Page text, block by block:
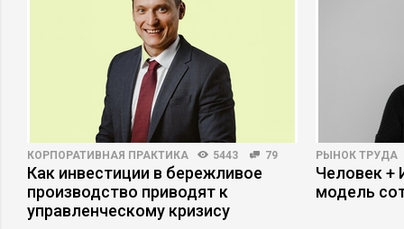
КОРПОРАТИВНАЯ ПРАКТИКА 5443 79
Как инвестиции в бережливое
производство приводят к
управленческому кризису
РЫНОК ТРУДА
Человек +
модель